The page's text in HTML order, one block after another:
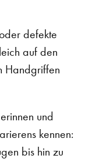
defekte
auf den
Handgriffen
und
kennen:
bis hin zu